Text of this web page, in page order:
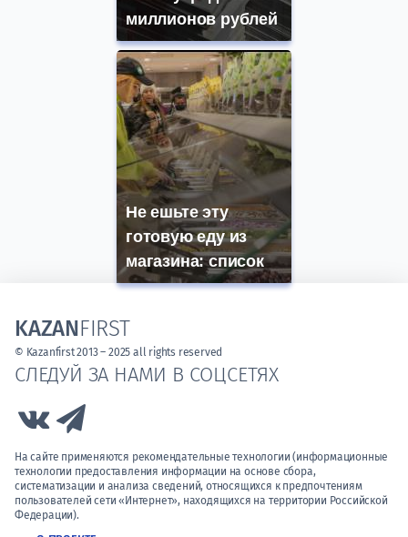
миллионов рублей
Не ешьте эту
готовую еду из
магазина: список
СЛЕДУЙ ЗА НАМИ В СОЦСЕТЯХ
Link to Vk
На сайте применяются рекомендательные технологии (информационные
технологии предоставления информации на основе сбора,
систематизации и анализа сведений, относящихся к предпочтениям
пользователей сети «Интернет», находящихся на территории Российской
Федерации).
KAZANFIRST
© Kazanfirst 2013 – 2025 all rights reserved